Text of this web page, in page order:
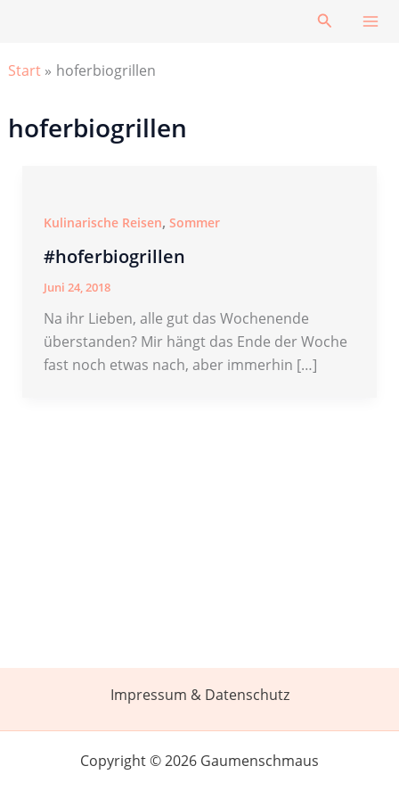
Suchen
Start hoferbiogrillen
hoferbiogrillen
Kulinarische Reisen, Sommer
#hoferbiogrillen
Juni 24, 2018
Na ihr Lieben, alle gut das Wochenende
überstanden? Mir hängt das Ende der Woche
fast noch etwas nach, aber immerhin […]
Impressum & Datenschutz
Copyright © 2026 Gaumenschmaus